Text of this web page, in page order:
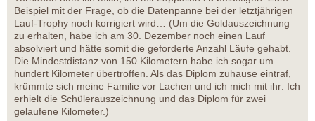
Beispiel mit der Frage, ob die Datenpanne bei der letztjährigen
Lauf-Trophy noch korrigiert wird… (Um die Goldauszeichnung
zu erhalten, habe ich am 30. Dezember noch einen Lauf
absolviert und hätte somit die geforderte Anzahl Läufe gehabt.
Die Mindestdistanz von 150 Kilometern habe ich sogar um
hundert Kilometer übertroffen. Als das Diplom zuhause eintraf,
krümmte sich meine Familie vor Lachen und ich mich mit ihr: Ich
erhielt die Schülerauszeichnung und das Diplom für zwei
gelaufene Kilometer.)